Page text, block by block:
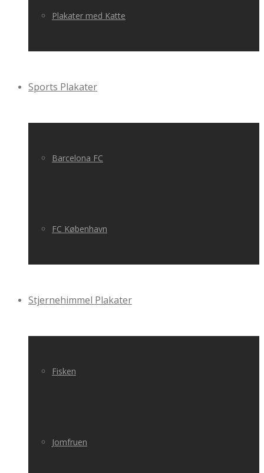
Plakater med Katte
Sports Plakater
Barcelona FC
FC København
Stjernehimmel Plakater
Fisken
Jomfruen